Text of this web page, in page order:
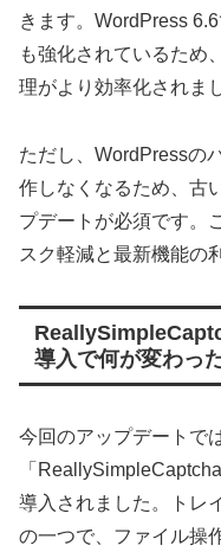
きます。WordPress
も強化されているため
理がより効率化されま
ただし、WordPressの
作しなくなるため、古
プデートが必須です。
スク軽減と最新機能の
導入で何が変わっ
今回のアップデートで
「
導入されました。トレ
の一つで、ファイル操